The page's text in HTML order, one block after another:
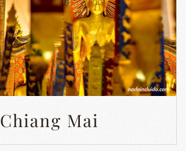
Chiang Mai